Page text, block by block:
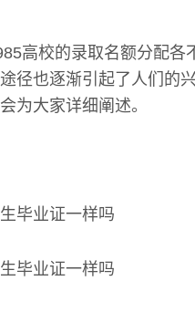
高校的录取名额分配各
径也逐渐引起了人们的
为大家详细阐述。